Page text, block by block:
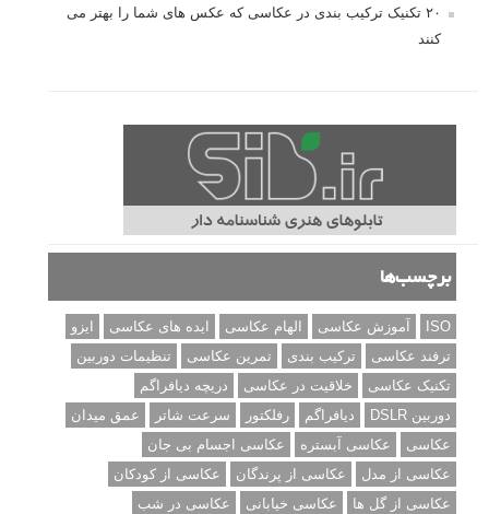
۲۰ تکنیک ترکیب بندی در عکاسی که عکس های شما را بهتر می
کنند
برچسب‌ها
ISO آموزش عکاسی الهام عکاسی ایده های عکاسی
ایزو
ترفند عکاسی
ترکیب بندی تمرین عکاسی
تنظیمات دوربین
تکنیک عکاسی
خلاقیت در عکاسی
دریچه دیافراگم
دوربین DSLR
دیافراگم رفلکتور سرعت شاتر
عمق میدان
عکاسی
عکاسی آبستره
عکاسی اجسام بی جان
عکاسی از مدل
عکاسی از پرندگان
عکاسی از کودکان
عکاسی از گل ها
عکاسی خیابانی
عکاسی در شب